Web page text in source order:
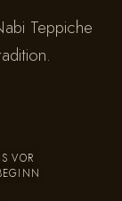
Teppiche
VOR